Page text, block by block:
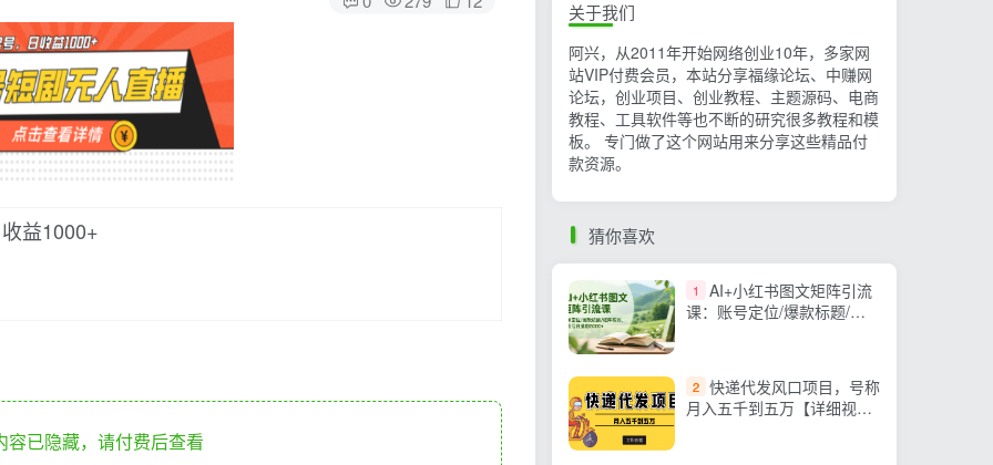
益1000+
已隐藏，请付费后查看
关于我们
阿兴，从2011年开始网络创业10年，多家网
站VIP付费会员，本站分享福缘论坛、中赚网
论坛，创业项目、创业教程、主题源码、电商
教程、工具软件等也不断的研究很多教程和模
板。 专门做了这个网站用来分享这些精品付
款资源。
猜你喜欢
1
AI+小红书图文矩阵引流
课：账号定位/爆款标题/矩
2 快递代发风口项目，号称
月入五千到五万【详细视频